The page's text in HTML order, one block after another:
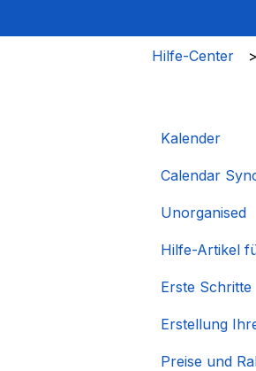
Hilfe-Center
Kalender
Calendar
Unorganised
Hilfe-Artikel
Erste Schritte
Erstellung
Preise und